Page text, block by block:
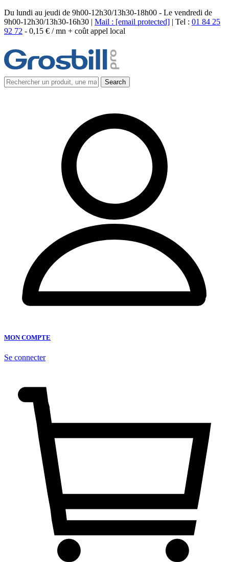
Du lundi au jeudi de 9h00-12h30/13h30-18h00 - Le vendredi de
9h00-12h30/13h30-16h30 | Mail : [email protected] | Tel : 01 84 25
92 72 - 0,15 € / mn + coût appel local
MON COMPTE
Se connecter